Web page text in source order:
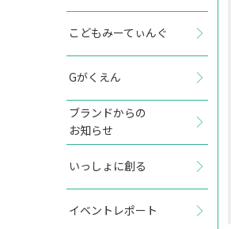
こどもみーてぃんぐ
Gがくえん
ブランドからの
お知らせ
いっしょに創る
イベントレポート